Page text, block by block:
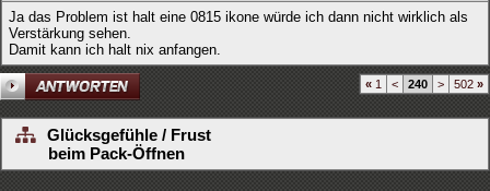
Ja das Problem ist halt eine 0815 ikone würde ich dann nicht wirklich als
Verstärkung sehen.
Damit kann ich halt nix anfangen.
« 1 < 240 > 502 »
Glücksgefühle / Frust
beim Pack-Öffnen